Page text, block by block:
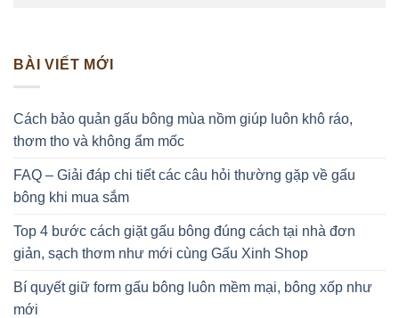
BÀI VIẾT MỚI
Cách bảo quản gấu bông mùa nồm giúp luôn khô ráo,
thơm tho và không ẩm mốc
FAQ – Giải đáp chi tiết các câu hỏi thường gặp về gấu
bông khi mua sắm
Top 4 bước cách giặt gấu bông đúng cách tại nhà đơn
giản, sạch thơm như mới cùng Gấu Xinh Shop
Bí quyết giữ form gấu bông luôn mềm mại, bông xốp như
mới